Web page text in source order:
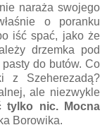
naraża swojego
o poranku
iść spać, jako że
drzemka pod
do butów. Co
z Szeherezadą?
ale niezwykle
tylko nic. Mocna
Borowika.